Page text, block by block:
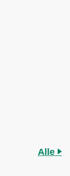
Alle